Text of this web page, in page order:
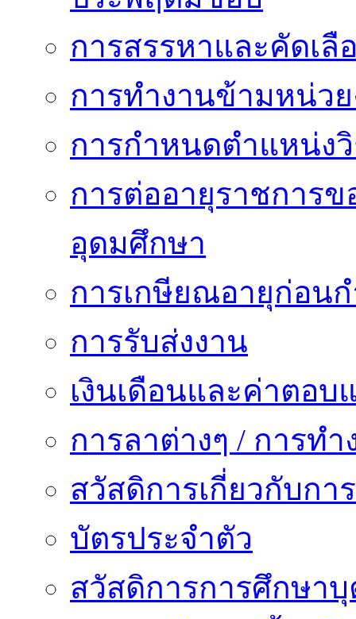
การสรรหาและคัดเลื
การทำงานข้ามหน่ว
การกำหนดตำแหน่ง
การต่ออายุราชการ
อุดมศึกษา
การเกษียณอายุก่อน
การรับส่งงาน
เงินเดือนและค่าตอบ
การลาต่างๆ / การทำ
สวัสดิการเกี่ยวกับกา
บัตรประจำตัว
สวัสดิการการศึกษาบุ